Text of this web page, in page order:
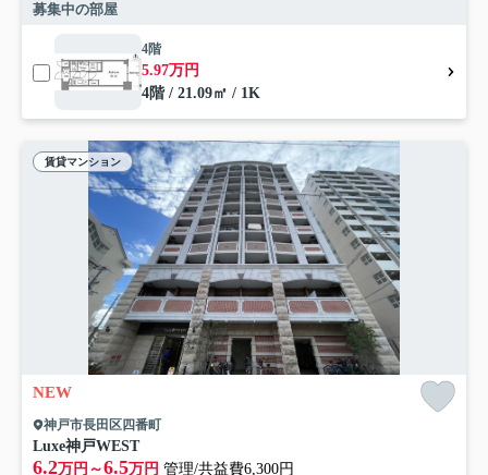
募集中の部屋
4階
5.97万円
4階 / 21.09㎡ / 1K
賃貸マンション
NEW
神戸市長田区四番町
Luxe神戸WEST
6.2万円～6.5万円 管理/共益費6,300円